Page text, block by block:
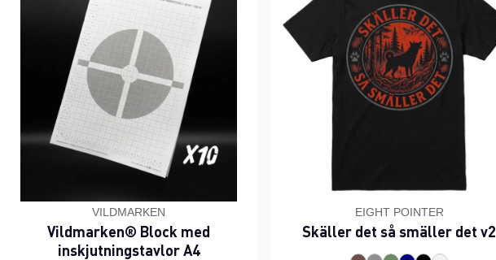
VILDMARKEN
Vildmarken® Block med
inskjutningstavlor A4
EIGHT POINTER
Skäller det så smäller det v2